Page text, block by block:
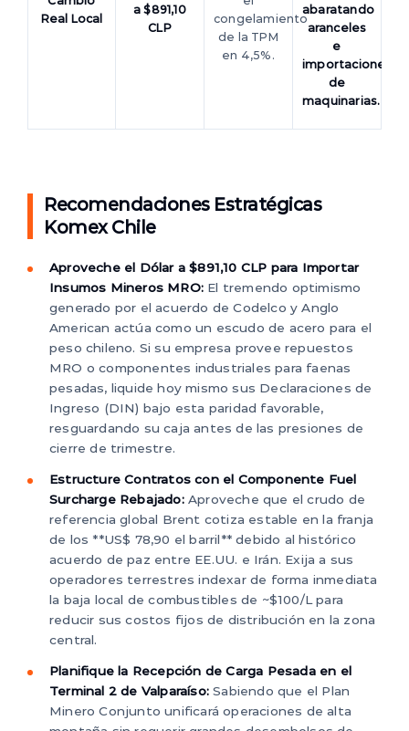
Real Local
a $891,10
CLP
congelamiento
de la TPM
en 4,5%.
abaratando
aranceles
e
importaciones
de
maquinarias.
Recomendaciones Estratégicas
Komex Chile
Aproveche el Dólar a $891,10 CLP para Importar
Insumos Mineros MRO: El tremendo optimismo
generado por el acuerdo de Codelco y Anglo
American actúa como un escudo de acero para el
peso chileno. Si su empresa provee repuestos
MRO o componentes industriales para faenas
pesadas, liquide hoy mismo sus Declaraciones de
Ingreso (DIN) bajo esta paridad favorable,
resguardando su caja antes de las presiones de
cierre de trimestre.
Estructure Contratos con el Componente Fuel
Surcharge Rebajado:Aproveche que el crudo de
referencia global Brent cotiza estable en la franja
de los **US$ 78,90 el barril** debido al histórico
acuerdo de paz entre EE.UU. e Irán. Exija a sus
operadores terrestres indexar de forma inmediata
la baja local de combustibles de ~$100/L para
reducir sus costos fijos de distribución en la zona
central.
Planifique la Recepción de Carga Pesada en el
Terminal 2 de Valparaíso: Sabiendo que el Plan
Minero Conjunto unificará operaciones de alta